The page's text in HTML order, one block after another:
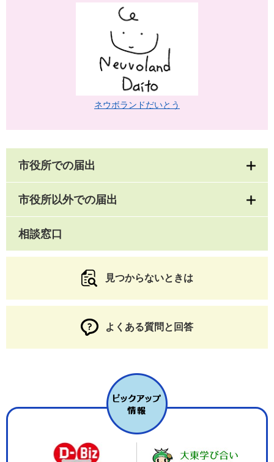
ネウボランドだいとう
市役所での届出
市役所以外での届出
相談窓口
見つからないときは
よくある質問と回答